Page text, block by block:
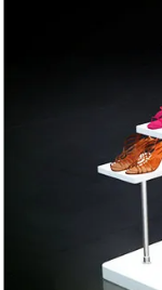
POLICY